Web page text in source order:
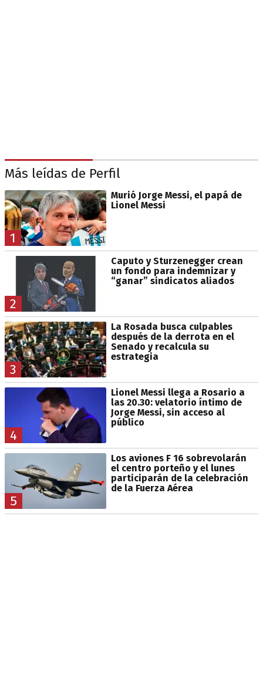
Más leídas de Perfil
1
Murió Jorge Messi, el papá de
Lionel Messi
2
Caputo y Sturzenegger crean
un fondo para indemnizar y
“ganar” sindicatos aliados
3
La Rosada busca culpables
después de la derrota en el
Senado y recalcula su
estrategia
4
Lionel Messi llega a Rosario a
las 20.30: velatorio íntimo de
Jorge Messi, sin acceso al
público
5
Los aviones F 16 sobrevolarán
el centro porteño y el lunes
participarán de la celebración
de la Fuerza Aérea